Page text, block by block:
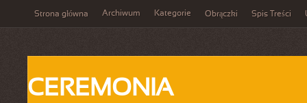
Strona główna Archiwum Kategorie Obrączki Spis Treści
CEREMONIA